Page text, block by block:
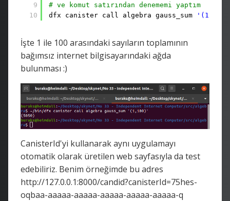
9
10
# ve komut satırından denememi yaptım
dfx canister call algebra gauss_sum
İşte 1 ile 100 arasındaki sayıların toplamının
bağımsız internet bilgisayarındaki ağda
bulunması :)
CanisterId'yi kullanarak aynı uygulamayı
otomatik olarak üretilen web sayfasıyla da test
edebiliriz. Benim örneğimde bu adres
http://127.0.0.1:8000/candid?canisterId=75hes-
oqbaa-aaaaa-aaaaa-aaaaa-aaaaa-aaaaa-q